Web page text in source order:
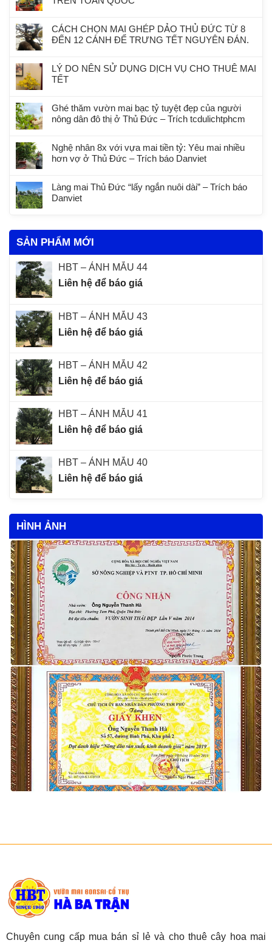
CÁCH CHỌN MAI GHÉP DẢO THỦ ĐỨC TỪ 8
ĐẾN 12 CÁNH ĐỂ TRƯNG TẾT NGUYÊN ĐÁN.
LÝ DO NÊN SỬ DỤNG DỊCH VỤ CHO THUÊ MAI
TẾT
Ghé thăm vườn mai bạc tỷ tuyệt đẹp của người
nông dân đô thị ở Thủ Đức – Trích tcdulichtphcm
Nghệ nhân 8x với vựa mai tiền tỷ: Yêu mai nhiều
hơn vợ ở Thủ Đức – Trích báo Danviet
Làng mai Thủ Đức “lấy ngắn nuôi dài” – Trích báo
Danviet
SẢN PHẨM MỚI
HBT – ẢNH MẪU 44
Liên hệ để báo giá
HBT – ẢNH MẪU 43
Liên hệ để báo giá
HBT – ẢNH MẪU 42
Liên hệ để báo giá
HBT – ẢNH MẪU 41
Liên hệ để báo giá
HBT – ẢNH MẪU 40
Liên hệ để báo giá
HÌNH ẢNH
Chuyên cung cấp mua bán sỉ lẻ và cho thuê cây hoa mai